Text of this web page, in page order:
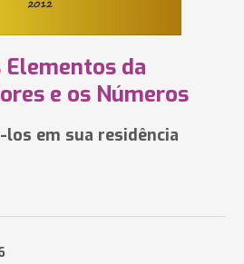
Elementos da
e os Números
em sua residência